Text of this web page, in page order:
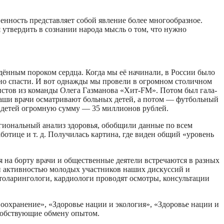
представляет собой явление более многообразное.
в сознании народа мысль о том, что нужно
пороком сердца. Когда мы её начинали, в России было
спасти. И вот однажды мы провели в огромном столичном
из команды Олега Газманова «Xит-FM». Потом был гала-
врачи осматривают больных детей, а потом — футбольный
детей огромную сумму — 35 миллионов рублей.
анализ здоровья, обобщили данные по всем
и т. д. Получилась картина, где виден общий «уровень
борту врачи и общественные деятели встречаются в разных
молодых участников наших дискуссий и
кардиологи проводят осмотры, консультации
«Здоровье нации и экология», «Здоровье нации и
обмену опытом.